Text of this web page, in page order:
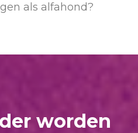
als alfahond?
worden